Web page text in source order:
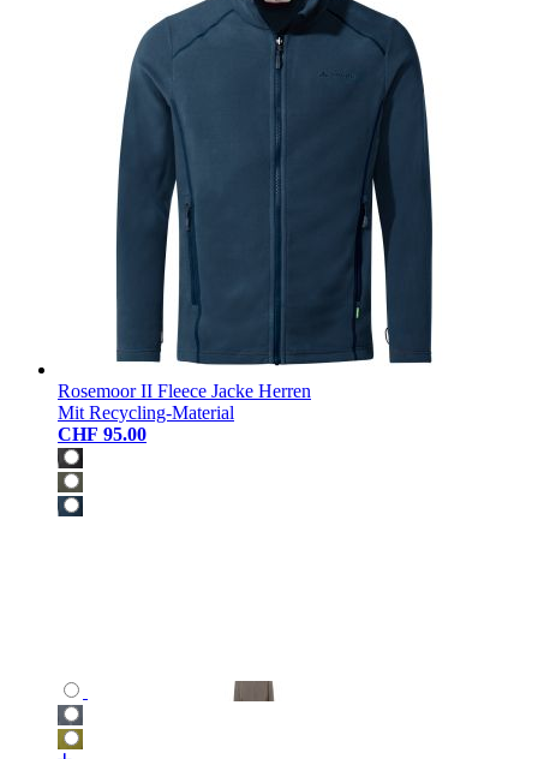
Rosemoor II Fleece Jacke Herren
Mit Recycling-Material
CHF 95.00